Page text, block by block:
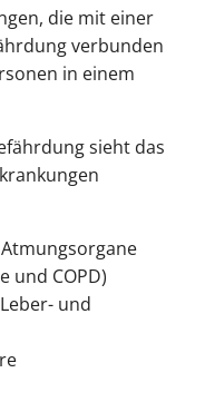
die mit einer
verbunden
in einem
sieht das
und COPD)
und